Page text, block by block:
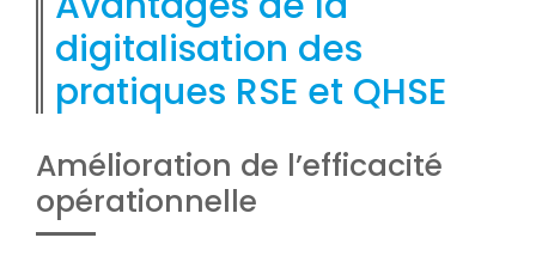
digitalisation des
pratiques RSE et QHSE
Amélioration de l’efficacité
opérationnelle